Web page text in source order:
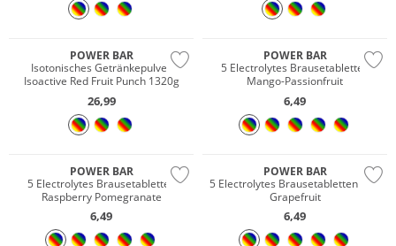
POWER BAR
Isotonisches Getränkepulver
Isoactive Red Fruit Punch 1320g
26,99
POWER BAR
5 Electrolytes Brausetabletten
Mango-Passionfruit
6,49
POWER BAR
5 Electrolytes Brausetabletten
Raspberry Pomegranate
6,49
POWER BAR
5 Electrolytes Brausetabletten Pink
Grapefruit
6,49